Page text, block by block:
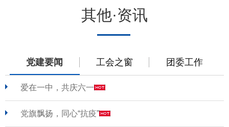
其他·资讯
党建要闻 工会之窗 团委工作
爱在一中，共庆六一
党旗飘扬，同心“抗疫”